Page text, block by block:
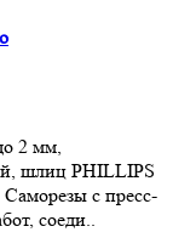
2 мм,
шлиц PHILLIPS
с пресс-
соеди..